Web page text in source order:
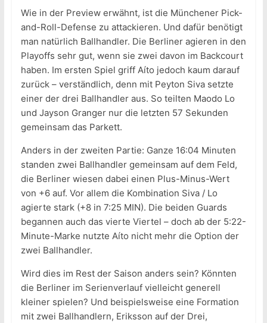
Wie in der Preview erwähnt, ist die Münchener Pick-
and-Roll-Defense zu attackieren. Und dafür benötigt
man natürlich Ballhandler. Die Berliner agieren in den
Playoffs sehr gut, wenn sie zwei davon im Backcourt
haben. Im ersten Spiel griff Aíto jedoch kaum darauf
zurück – verständlich, denn mit Peyton Siva setzte
einer der drei Ballhandler aus. So teilten Maodo Lo
und Jayson Granger nur die letzten 57 Sekunden
gemeinsam das Parkett.
Anders in der zweiten Partie: Ganze 16:04 Minuten
standen zwei Ballhandler gemeinsam auf dem Feld,
die Berliner wiesen dabei einen Plus-Minus-Wert
von +6 auf. Vor allem die Kombination Siva / Lo
agierte stark (+8 in 7:25 MIN). Die beiden Guards
begannen auch das vierte Viertel – doch ab der 5:22-
Minute-Marke nutzte Aíto nicht mehr die Option der
zwei Ballhandler.
Wird dies im Rest der Saison anders sein? Könnten
die Berliner im Serienverlauf vielleicht generell
kleiner spielen? Und beispielsweise eine Formation
mit zwei Ballhandlern, Eriksson auf der Drei,